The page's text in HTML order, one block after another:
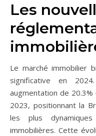
Les
Le marché immobilier
significative en
augmentation de
2023, positionnant la
les plus
immobilières. Cette